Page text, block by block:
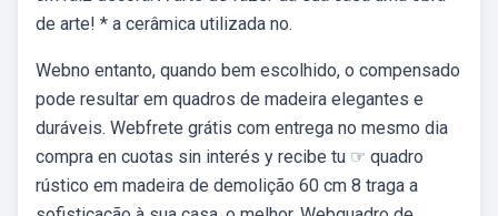
de arte! * a cerâmica utilizada no.
Webno entanto, quando bem escolhido, o compensado
pode resultar em quadros de madeira elegantes e
duráveis. Webfrete grátis com entrega no mesmo dia
compra en cuotas sin interés y recibe tu ☞ quadro
rústico em madeira de demolição 60 cm 8 traga a